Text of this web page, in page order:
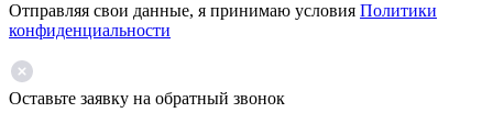
Отправляя свои данные, я принимаю условия Политики
конфиденциальности
Оставьте заявку на обратный звонок